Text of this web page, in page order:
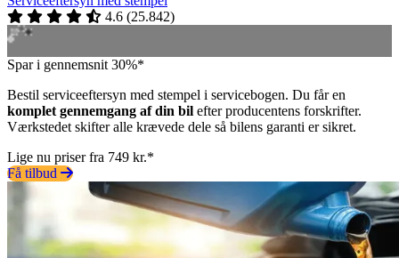
4.6 (25.842)
Spar i gennemsnit 30%*
Bestil serviceeftersyn med stempel i servicebogen. Du får en
komplet gennemgang af din bil efter producentens forskrifter.
Værkstedet skifter alle krævede dele så bilens garanti er sikret.
Lige nu priser fra 749 kr.*
Få tilbud